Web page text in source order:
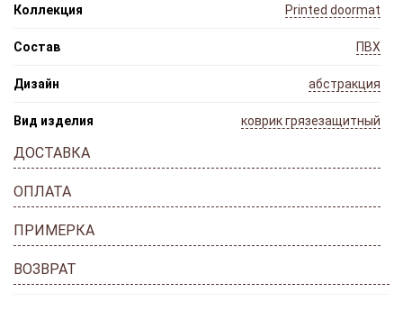
Коллекция Printed doormat
Состав ПВХ
Дизайн абстракция
Вид изделия коврик грязезащитный
ДОСТАВКА
ОПЛАТА
ПРИМЕРКА
ВОЗВРАТ